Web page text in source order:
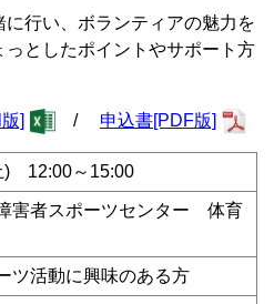
行い、ボランティアの魅力を
としたポイントやサポート方
] / 申込書[PDF版]
) 12:00～15:00
害者スポーツセンター 体育
ツ活動に興味のある方